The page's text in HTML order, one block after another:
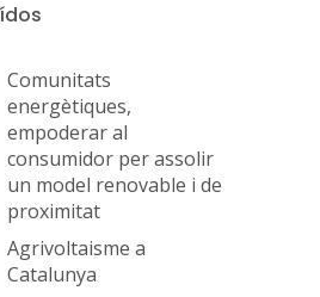
Comunitats
energètiques,
empoderar al
consumidor per assolir
un model renovable i de
proximitat
Agrivoltaisme a
Catalunya